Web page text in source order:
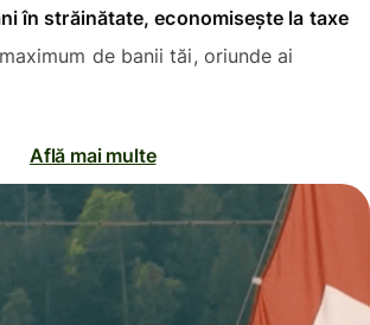
în străinătate, economisește la taxe
de banii tăi, oriunde ai
Află mai multe